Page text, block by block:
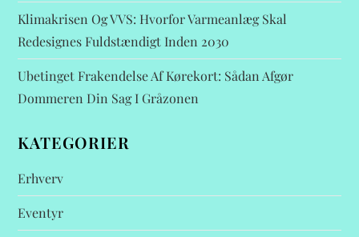
Klimakrisen Og VVS: Hvorfor Varmeanlæg Skal
Redesignes Fuldstændigt Inden 2030
Ubetinget Frakendelse Af Kørekort: Sådan Afgør
Dommeren Din Sag I Gråzonen
KATEGORIER
Erhverv
Eventyr